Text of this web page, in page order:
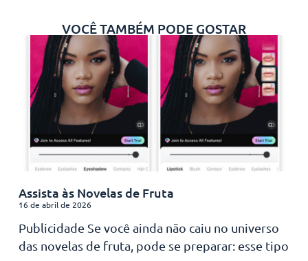
VOCÊ TAMBÉM PODE GOSTAR
Assista às Novelas de Fruta
16 de abril de 2026
Publicidade Se você ainda não caiu no universo
das novelas de fruta, pode se preparar: esse tipo